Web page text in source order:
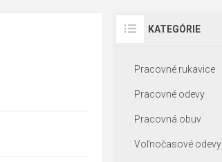
KATEGÓRIE
Pracovné rukavice
Pracovné odevy
Pracovná obuv
Voľnočasové odevy